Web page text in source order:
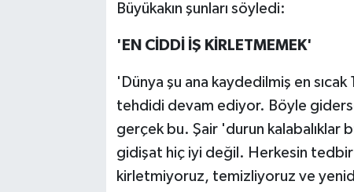
Büyükakın şunları söyledi:
'EN CİDDİ İŞ KİRLETMEMEK'
'Dünya şu ana kaydedilmiş en sıcak
tehdidi devam ediyor. Böyle
gerçek bu. Şair 'durun kalabalıklar
gidişat hiç iyi değil. Herkesin tedbir
kirletmiyoruz, temizliyoruz ve